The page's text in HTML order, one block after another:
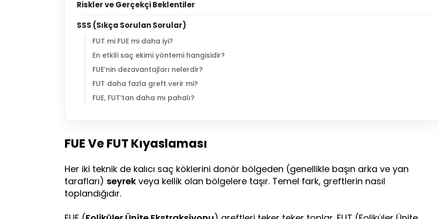
Riskler ve Gerçekçi Beklentiler
SSS (Sıkça Sorulan Sorular)
FUT mi FUE mi daha iyi?
En etkili saç ekimi yöntemi hangisidir?
FUE’nin dezavantajları nelerdir?
FUT daha fazla greft verir mi?
FUE, FUT’tan daha mı pahalı?
FUE Ve FUT Kıyaslaması
Her iki teknik de kalıcı saç köklerini donör bölgeden (genellikle başın arka ve yan
tarafları) seyrek veya kellik olan bölgelere taşır. Temel fark, greftlerin nasıl
toplandığıdır.